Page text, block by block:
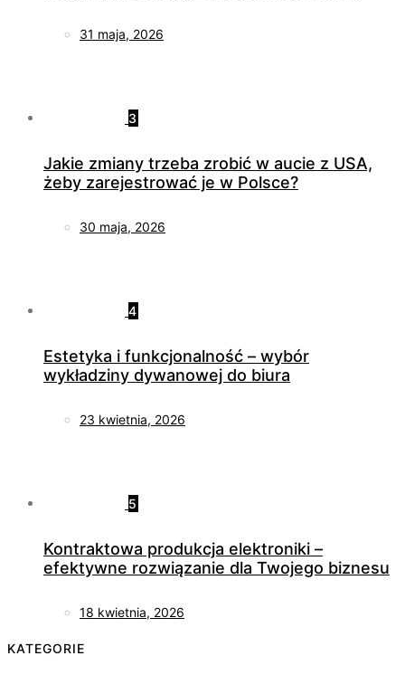
31 maja, 2026
3
Jakie zmiany trzeba zrobić w aucie z USA,
żeby zarejestrować je w Polsce?
30 maja, 2026
4
Estetyka i funkcjonalność – wybór
wykładziny dywanowej do biura
23 kwietnia, 2026
5
Kontraktowa produkcja elektroniki –
efektywne rozwiązanie dla Twojego biznesu
18 kwietnia, 2026
KATEGORIE